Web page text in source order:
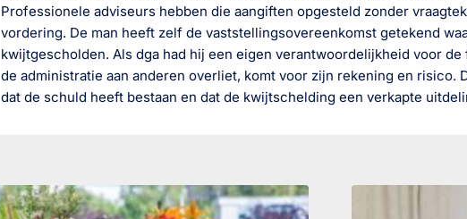
Professionele adviseurs hebben die aangiften opgesteld zonder
vordering. De man heeft zelf de vaststellingsovereenkomst getekend
kwijtgescholden. Als dga had hij een eigen verantwoordelijkheid voor
de administratie aan anderen overliet, komt voor zijn rekening en risico.
dat de schuld heeft bestaan en dat de kwijtschelding een verkapte